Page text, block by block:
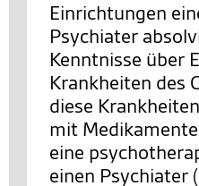
Einrichtungen
Psychiater
Kenntnisse über
Krankheiten des
diese
mit
eine
einen Psychiater